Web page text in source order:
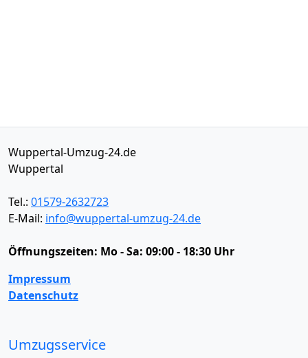
Wuppertal-Umzug-24.de
Wuppertal
Tel.: 01579-2632723
E-Mail: info@wuppertal-umzug-24.de
Öffnungszeiten: Mo - Sa: 09:00 - 18:30 Uhr
Impressum
Datenschutz
Umzugsservice